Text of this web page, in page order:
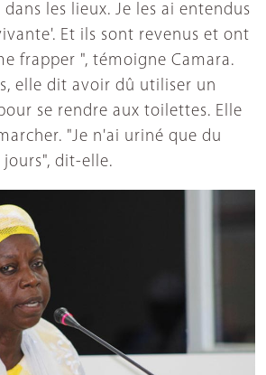
les lieux. Je les ai entendus
Et ils sont revenus et ont
frapper ", témoigne Camara.
elle dit avoir dû utiliser un
se rendre aux toilettes. Elle
"Je n'ai uriné que du
dit-elle.